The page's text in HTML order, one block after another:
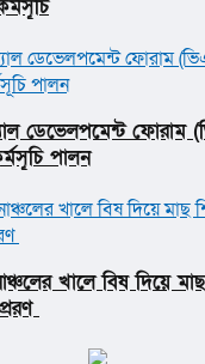
ডেভেলপমেন্ট
পালন
খালে বিষ দিয়ে